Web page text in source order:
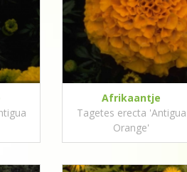
Afrikaantje
Tagetes erecta 'Antigua
Orange'